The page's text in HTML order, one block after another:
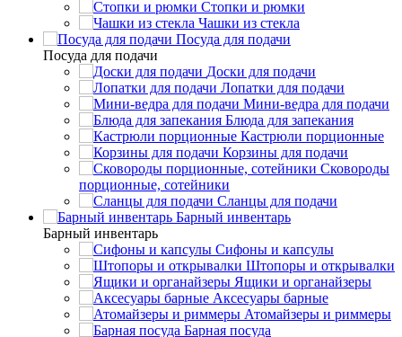
Стопки и рюмки
Чашки из стекла
Посуда для подачи
Посуда для подачи
Доски для подачи
Лопатки для подачи
Мини-ведра для подачи
Блюда для запекания
Кастрюли порционные
Корзины для подачи
Сковороды
порционные, сотейники
Сланцы для подачи
Барный инвентарь
Барный инвентарь
Сифоны и капсулы
Штопоры и открывалки
Ящики и органайзеры
Аксесуары барные
Атомайзеры и риммеры
Барная посуда